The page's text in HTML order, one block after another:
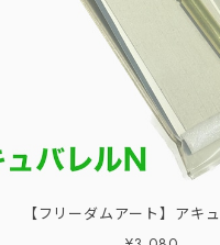
【フリーダムアート】アキ